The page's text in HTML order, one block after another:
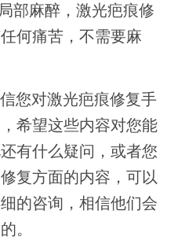
部麻醉，激光疤痕修
何痛苦，不需要麻
您对激光疤痕修复手
希望这些内容对您能
有什么疑问，或者您
复方面的内容，可以
的咨询，相信他们会
。